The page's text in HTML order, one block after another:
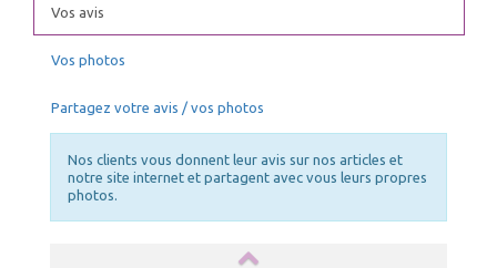
Vos avis
Vos photos
Partagez votre avis / vos photos
Nos clients vous donnent leur avis sur nos articles et
notre site internet et partagent avec vous leurs propres
photos.